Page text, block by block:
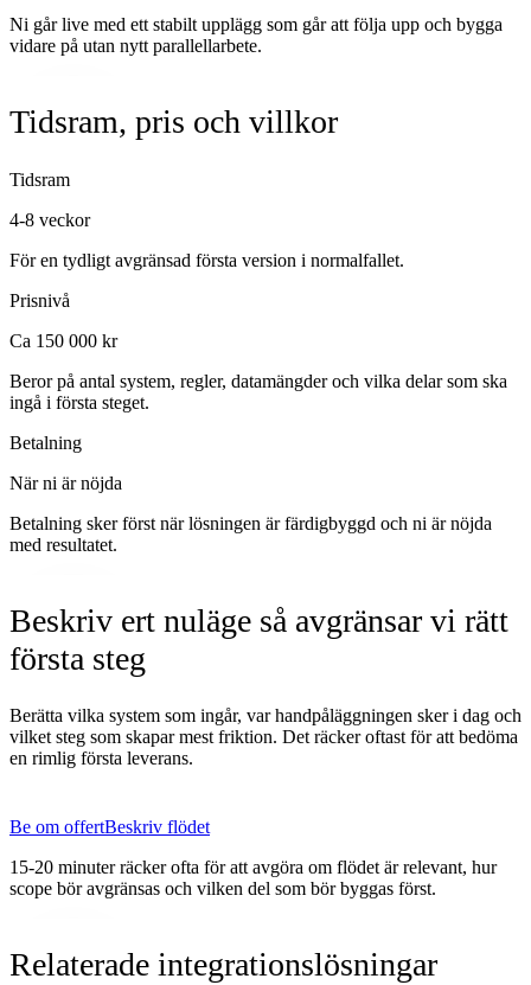
Ni går live med ett stabilt upplägg som går att följa upp och bygga
vidare på utan nytt parallellarbete.
Tidsram, pris och villkor
Tidsram
4-8 veckor
För en tydligt avgränsad första version i normalfallet.
Prisnivå
Ca 150 000 kr
Beror på antal system, regler, datamängder och vilka delar som ska
ingå i första steget.
Betalning
När ni är nöjda
Betalning sker först när lösningen är färdigbyggd och ni är nöjda
med resultatet.
Beskriv ert nuläge så avgränsar vi rätt
första steg
Berätta vilka system som ingår, var handpåläggningen sker i dag och
vilket steg som skapar mest friktion. Det räcker oftast för att bedöma
en rimlig första leverans.
Be om offertBeskriv flödet
15-20 minuter räcker ofta för att avgöra om flödet är relevant, hur
scope bör avgränsas och vilken del som bör byggas först.
Relaterade integrationslösningar